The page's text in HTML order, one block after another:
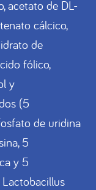
acetato de DL-
cálcico,
de
fólico,
y
(5
de uridina
5
y 5